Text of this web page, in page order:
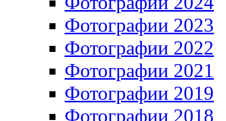
Фотографии 2023
Фотографии 2022
Фотографии 2021
Фотографии 2019
Фотографии 2018